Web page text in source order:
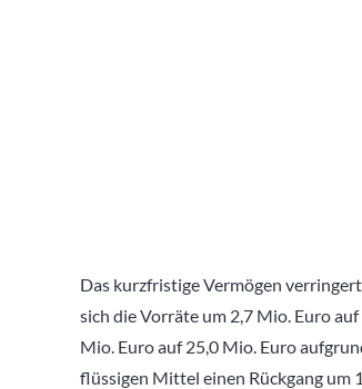
Das kurzfristige Vermögen
sich die Vorräte um 2,7 Mio. Euro
Mio. Euro auf 25,0 Mio. Euro
flüssigen Mittel einen Rückgang um